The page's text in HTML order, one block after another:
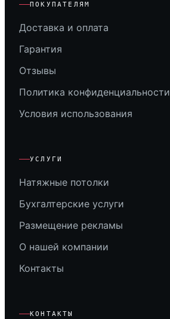
ПОКУПАТЕЛЯМ
Доставка и оплата
Гарантия
Отзывы
Политика конфиденциальности
Условия использования
УСЛУГИ
Натяжные потолки
Бухгалтерские услуги
Размещение рекламы
О нашей компании
Контакты
КОНТАКТЫ